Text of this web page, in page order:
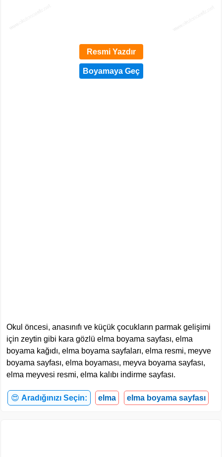
Resmi Yazdır
Okul öncesi, anasınıfı ve küçük çocukların parmak gelişimi
için zeytin gibi kara gözlü elma boyama sayfası, elma
boyama kağıdı, elma boyama sayfaları, elma resmi, meyve
boyama sayfası, elma boyaması, meyva boyama sayfası,
elma meyvesi resmi, elma kalıbı indirme sayfası.
😍 Aradığınızı Seçin: elma elma boyama sayfası